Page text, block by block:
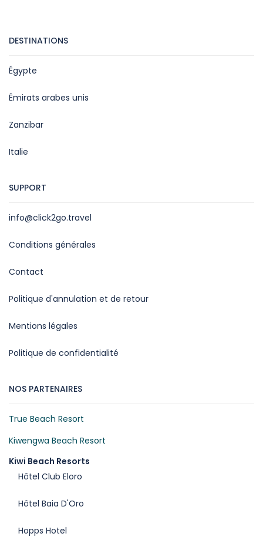
DESTINATIONS
Égypte
Émirats arabes unis
Zanzibar
Italie
SUPPORT
info@click2go.travel
Conditions générales
Contact
Politique d'annulation et de retour
Mentions légales
Politique de confidentialité
NOS PARTENAIRES
True Beach Resort
Kiwengwa Beach Resort
Kiwi Beach Resorts
Hôtel Club Eloro
Hôtel Baia D'Oro
Hopps Hotel